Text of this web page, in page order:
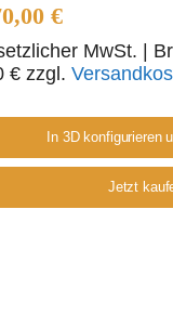
€
MwSt. |
€ zzgl.
In 3D konfigurieren
Jetzt